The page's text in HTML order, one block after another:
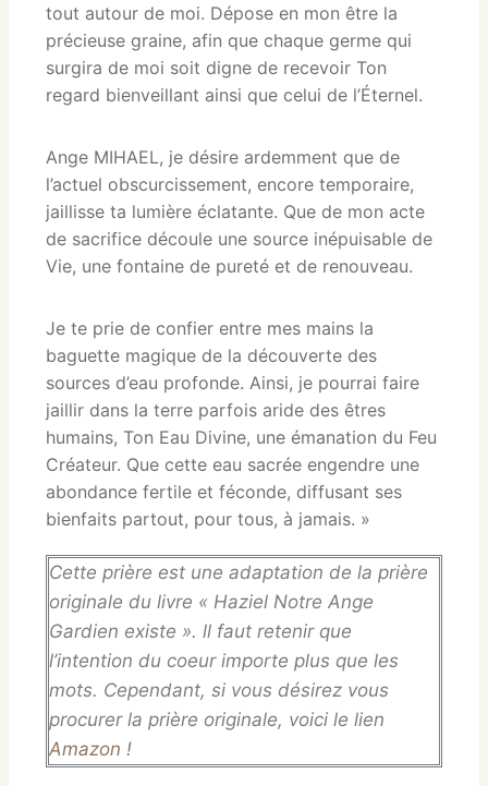
tout autour de moi. Dépose en mon être la
précieuse graine, afin que chaque germe qui
surgira de moi soit digne de recevoir Ton
regard bienveillant ainsi que celui de l’Éternel.
Ange MIHAEL, je désire ardemment que de
l’actuel obscurcissement, encore temporaire,
jaillisse ta lumière éclatante. Que de mon acte
de sacrifice découle une source inépuisable de
Vie, une fontaine de pureté et de renouveau.
Je te prie de confier entre mes mains la
baguette magique de la découverte des
sources d’eau profonde. Ainsi, je pourrai faire
jaillir dans la terre parfois aride des êtres
humains, Ton Eau Divine, une émanation du Feu
Créateur. Que cette eau sacrée engendre une
abondance fertile et féconde, diffusant ses
bienfaits partout, pour tous, à jamais. »
Cette prière est une adaptation de la prière
originale du livre « Haziel Notre Ange
Gardien existe ». ll faut retenir que
l’intention du coeur importe plus que les
mots. Cependant, si vous désirez vous
procurer la prière originale, voici le lien
Amazon !